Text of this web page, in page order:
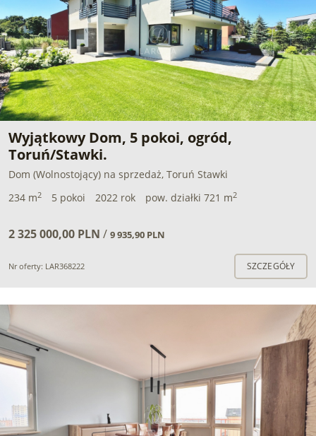
Wyjątkowy Dom, 5 pokoi, ogród,
Toruń/Stawki.
Dom (Wolnostojący) na sprzedaż, Toruń Stawki
234 m2 5 pokoi 2022 rok pow. działki 721 m2
2 325 000,00 PLN / 9 935,90 PLN
Nr oferty: LAR368222 SZCZEGÓŁY